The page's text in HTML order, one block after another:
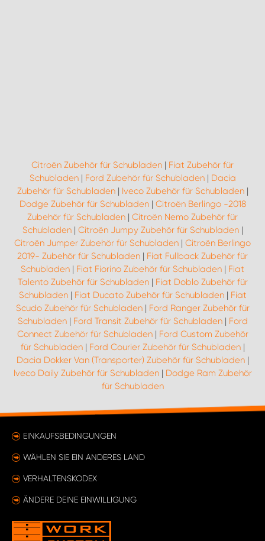
Citroën Zubehör für Schubladen | Fiat Zubehör für
Schubladen| Ford Zubehör für Schubladen| Dacia
Zubehör für Schubladen| Iveco Zubehör für Schubladen|
Dodge Zubehör für Schubladen| Citroën Berlingo -2018
Zubehör für Schubladen | Citroën Nemo Zubehör für
Schubladen| Citroën Jumpy Zubehör für Schubladen|
Citroën Jumper Zubehör für Schubladen | Citroën Berlingo
2019- Zubehör für Schubladen | Fiat Fullback Zubehör für
Schubladen | Fiat Fiorino Zubehör für Schubladen | Fiat
Talento Zubehör für Schubladen| Fiat Doblo Zubehör für
Schubladen| Fiat Ducato Zubehör für Schubladen| Fiat
Scudo Zubehör für Schubladen| Ford Ranger Zubehör für
Schubladen| Ford Transit Zubehör für Schubladen| Ford
Connect Zubehör für Schubladen| Ford Custom Zubehör
für Schubladen| Ford Courier Zubehör für Schubladen|
Dacia Dokker Van (Transporter) Zubehör für Schubladen|
Iveco Daily Zubehör für Schubladen| Dodge Ram Zubehör
für Schubladen
EINKAUFSBEDINGUNGEN
WÄHLEN SIE EIN ANDERES LAND
VERHALTENSKODEX
ÄNDERE DEINE EINWILLIGUNG